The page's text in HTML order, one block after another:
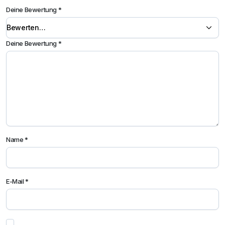
Deine Bewertung*
Deine Bewertung*
Name*
E-Mail*